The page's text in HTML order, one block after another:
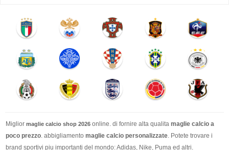
Miglior maglie calcio shop 2026 online. di fornire alta qualita maglie calcio a
poco prezzo . abbigliamento maglie calcio personalizzate . Potete trovare i
brand sportivi piu importanti del mondo: Adidas, Nike, Puma ed altri.